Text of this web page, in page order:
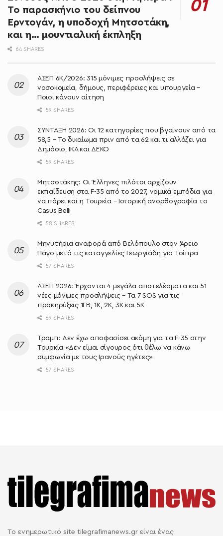
Το παρασκήνιο του δείπνου
Ερντογάν, η υποδοχή Μητσοτάκη,
και η… μουντιαλική έκπληξη
64 SHARES
ΑΣΕΠ 6Κ/2026: 315 μόνιμες προσλήψεις σε
νοσοκομεία, δήμους, περιφέρειες και υπουργεία –
Ποιοι κάνουν αίτηση
59 SHARES
ΣΥΝΤΑΞΗ 2026: Οι 12 κατηγορίες που βγαίνουν από τα
58,5 – Το δικαίωμα πριν από τα 62 και τι αλλάζει για
Δημόσιο, ΙΚΑ και ΔΕΚΟ
59 SHARES
Μητσοτάκης: Oι Έλληνες πιλότοι αρχίζουν
εκπαίδευση στα F-35 από το 2027, νομικά εμπόδια για
να πάρει και η Τουρκία – Ιστορική ανορθογραφία το
Casus Belli
58 SHARES
Μηνυτήρια αναφορά από Βελόπουλο στον Άρειο
Πάγο μετά τις καταγγελίες Γεωργιάδη για Τσίπρα
57 SHARES
ΑΣΕΠ 2026: Έρχονται 4 μεγάλα αποτελέσματα και 51
νέες μόνιμες προσλήψεις – Τα 7 SOS για τις
προκηρύξεις 1ΓΒ, 1Κ, 2Κ, 3Κ και 5Κ
69 SHARES
Τραμπ: Δεν έχω αποφασίσει ακόμη για τα F-35 στην
Τουρκία «Δεν είμαι σίγουρος ότι θέλω να κάνω
συμφωνία με τους Ιρανούς ηγέτες»
57 SHARES
Το ενημερωτικό site tilegrafimanews.gr είναι ένας